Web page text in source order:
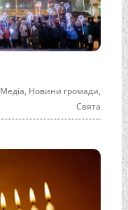
Медіа, Новини громади,
Свята